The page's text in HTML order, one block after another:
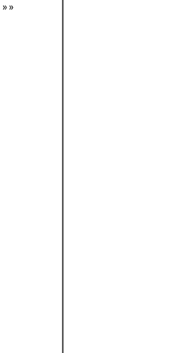
»»